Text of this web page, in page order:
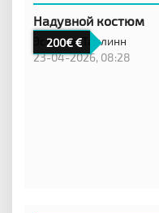
200€
Надувной костюм
Эстония, Таллинн
23-04-2026, 08:28